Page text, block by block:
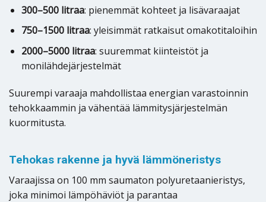
300–500 litraa: pienemmät kohteet ja lisävaraajat
750–1500 litraa: yleisimmät ratkaisut omakotitaloihin
2000–5000 litraa: suuremmat kiinteistöt ja
monilähdejärjestelmät
Suurempi varaaja mahdollistaa energian varastoinnin
tehokkaammin ja vähentää lämmitysjärjestelmän
kuormitusta.
Tehokas rakenne ja hyvä lämmöneristys
Varaajissa on 100 mm saumaton polyuretaanieristys,
joka minimoi lämpöhäviöt ja parantaa